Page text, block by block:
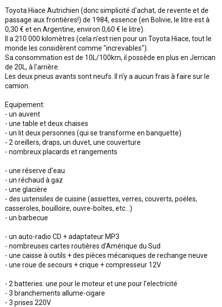
Toyota Hiace Autrichien (donc simplicité d'achat, de revente et de
passage aux frontières!) de 1984, essence (en Bolivie, le litre est à
0,30 € et en Argentine, environ 0,60 € le litre).
Il a 210 000 kilomètres (cela n'est rien pour un Toyota Hiace, tout le
monde les considèrent comme "increvables").
Sa consommation est de 10L/100km, il possède en plus en Jerrican
de 20L, à l'arrière.
Les deux pneus avants sont neufs. Il n'y a aucun frais à faire sur le
camion.
Equipement:
- un auvent
- une table et deux chaises
- un lit deux personnes (qui se transforme en banquette)
- 2 oreillers, draps, un duvet, une couverture
- nombreux placards et rangements
- une réserve d'eau
- un réchaud à gaz
- une glacière
- des ustensiles de cuisine (assiettes, verres, couverts, poëles,
casseroles, bouilloire, ouvre-boîtes, etc...)
- un barbecue
- un auto-radio CD + adaptateur MP3
- nombreuses cartes routières d'Amérique du Sud
- une caisse à outils + des pièces mécaniques de rechange neuve
- une roue de secours + crique + compresseur 12V
- 2 batteries: une pour le moteur et une pour l'electricité
- 3 branchements allume-cigare
- 3 prises 220V